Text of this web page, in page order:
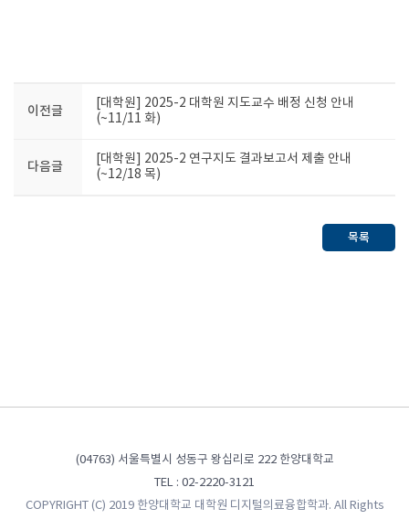
이전글
[대학원] 2025-2 대학원 지도교수 배정 신청 안내
(~11/11 화)
다음글
[대학원] 2025-2 연구지도 결과보고서 제출 안내
(~12/18 목)
목록
(04763) 서울특별시 성동구 왕십리로 222 한양대학교
TEL : 02-2220-3121
COPYRIGHT (C) 2019 한양대학교 대학원 디지털의료융합학과. All Rights